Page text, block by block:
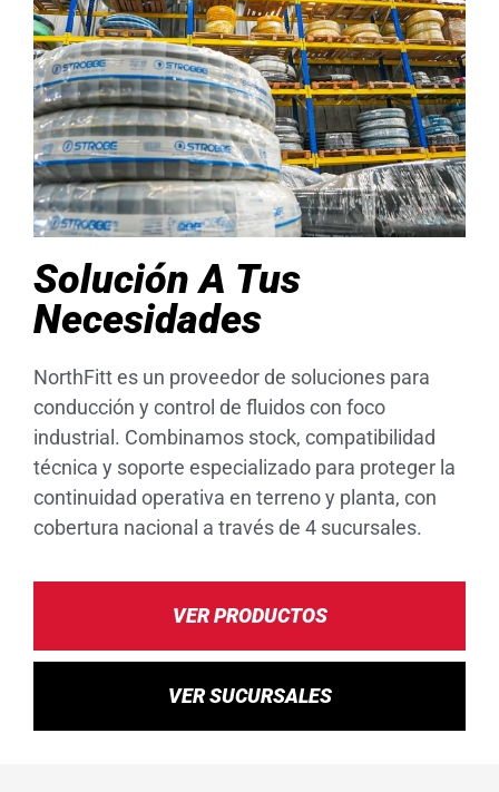
Solución A Tus
Necesidades
NorthFitt es un proveedor de soluciones para
conducción y control de fluidos con foco
industrial. Combinamos stock, compatibilidad
técnica y soporte especializado para proteger la
continuidad operativa en terreno y planta, con
cobertura nacional a través de 4 sucursales.
VER PRODUCTOS
VER SUCURSALES